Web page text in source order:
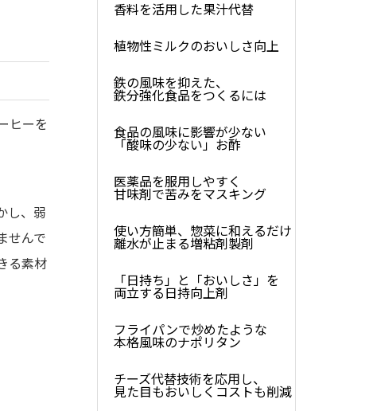
ヒーを
し、弱
せんで
る素材
香料を活用した果汁代替
植物性ミルクのおいしさ向上
鉄の風味を抑えた、
鉄分強化食品をつくるには
食品の風味に影響が少ない
「酸味の少ない」お酢
医薬品を服用しやすく
甘味剤で苦みをマスキング
使い方簡単、惣菜に和えるだけ
離水が止まる増粘剤製剤
「日持ち」と「おいしさ」を
両立する日持向上剤
フライパンで炒めたような
本格風味のナポリタン
チーズ代替技術を応用し、
見た目もおいしくコストも削減